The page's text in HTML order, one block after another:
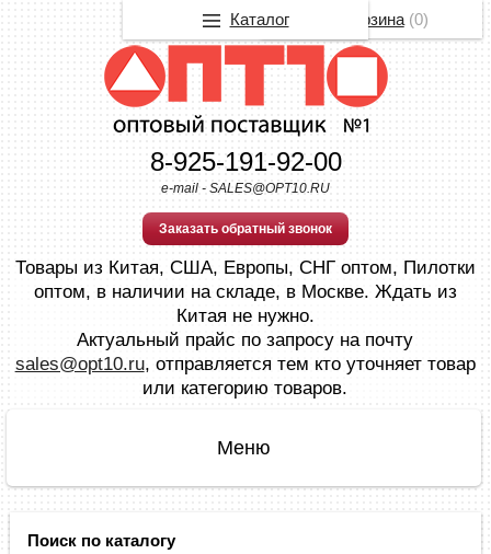
8-925-191-92-00
e-mail - SALES@OPT10.RU
Заказать обратный звонок
Товары из Китая, США, Европы, СНГ оптом, Пилотки
оптом, в наличии на складе, в Москве. Ждать из
Китая не нужно.
Актуальный прайс по запросу на почту
sales@opt10.ru, отправляется тем кто уточняет товар
или категорию товаров.
Поиск по каталогу
Корзина(0)
Каталог